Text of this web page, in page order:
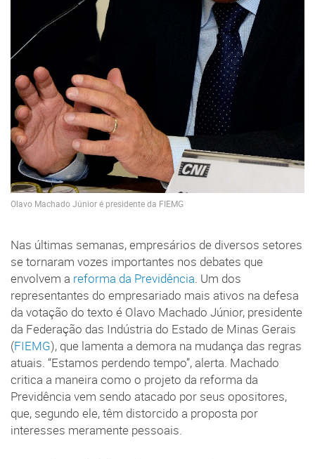
Olavo Machado Júnior é presidente da FIEMG
Nas últimas semanas, empresários de diversos setores
se tornaram vozes importantes nos debates que
envolvem a reforma da Previdência. Um dos
representantes do empresariado mais ativos na defesa
da votação do texto é Olavo Machado Júnior, presidente
da Federação das Indústria do Estado de Minas Gerais
(FIEMG), que lamenta a demora na mudança das regras
atuais. “Estamos perdendo tempo”, alerta. Machado
critica a maneira como o projeto da reforma da
Previdência vem sendo atacado por seus opositores,
que, segundo ele, têm distorcido a proposta por
interesses meramente pessoais.